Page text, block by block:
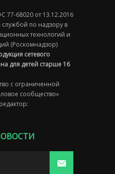
77-68020 от 13.12.2016
по надзору в
технологий и
(Роскомнадзор)
сетевого
для детей старше 16
с ограниченной
сообщество»